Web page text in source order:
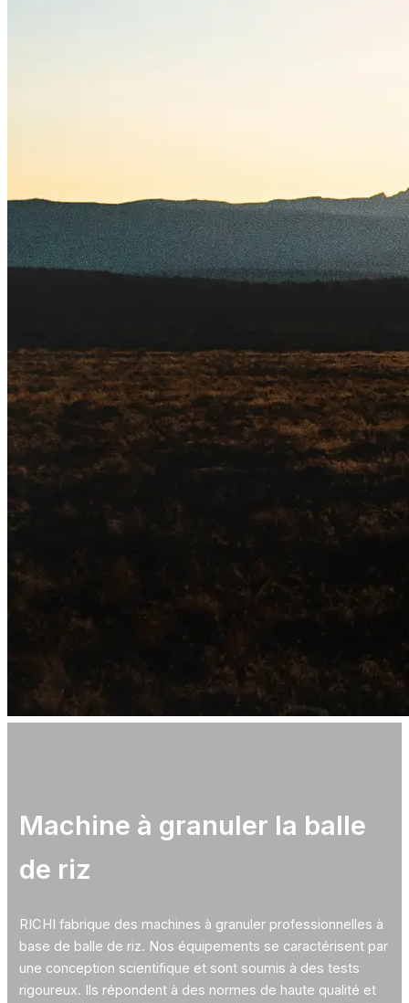
Machine à granuler la balle
de riz
RICHI fabrique des machines à granuler professionnelles à
base de balle de riz. Nos équipements se caractérisent par
une conception scientifique et sont soumis à des tests
rigoureux. Ils répondent à des normes de haute qualité et